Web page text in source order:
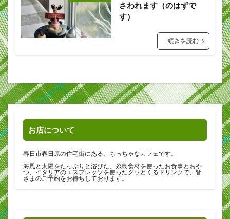
さわれます（のはずで
す）
続きを読む
お店について
春日市春日原の住宅街にある、ちっちゃなカフェです。
海風と太陽をたっぷりと浴びた、糸島食材を使ったお食事とおや
つ、イタリアのエスプレッソを使ったグッとくるドリンクで、皆
さまのご予約をお待ちしております。